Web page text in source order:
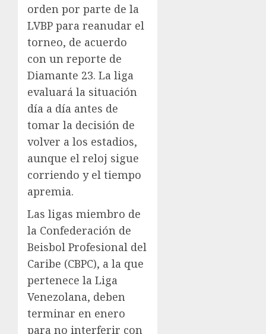
orden por parte de la
LVBP para reanudar el
torneo, de acuerdo
con un reporte de
Diamante 23. La liga
evaluará la situación
día a día antes de
tomar la decisión de
volver a los estadios,
aunque el reloj sigue
corriendo y el tiempo
apremia.
Las ligas miembro de
la Confederación de
Beisbol Profesional del
Caribe (CBPC), a la que
pertenece la Liga
Venezolana, deben
terminar en enero
para no interferir con